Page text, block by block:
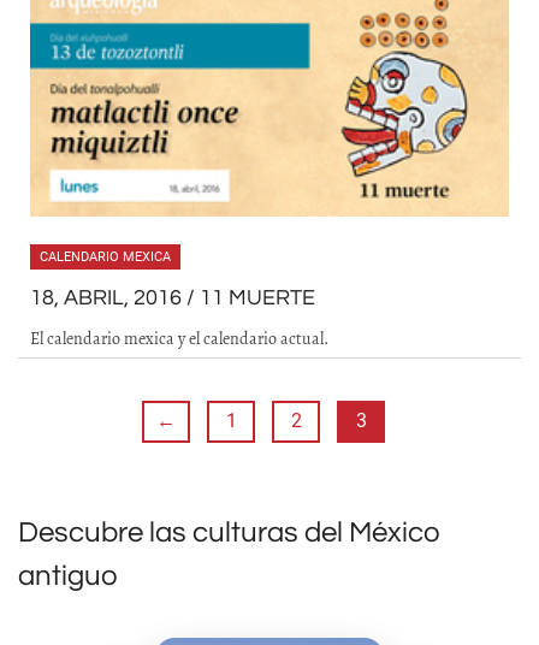
CALENDARIO MEXICA
18, ABRIL, 2016 / 11 MUERTE
El calendario mexica y el calendario actual.
← 1 2 3
Descubre las culturas del México
antiguo